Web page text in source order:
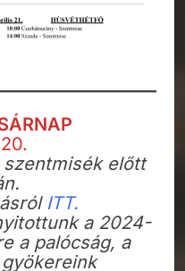
szentmisék előtt
ITT.
a 2024-
a palócság, a